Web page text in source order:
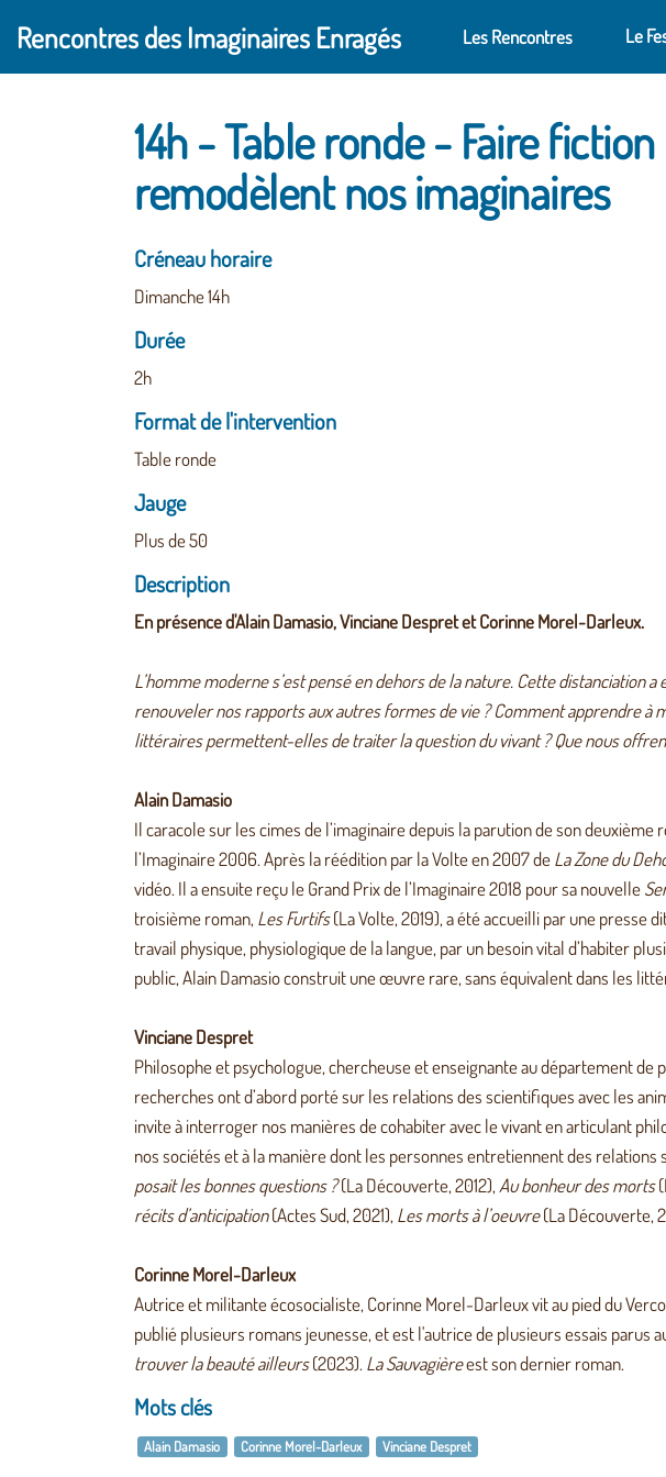
Aller au contenu principal
Rencontres des Imaginaires Enragés Les Rencontres Le
14h - Table ronde - Faire
remodèlent nos imaginaires
Créneau horaire
Dimanche 14h
Durée
2h
Format de l'intervention
Table ronde
Jauge
Plus de 50
Description
En présence d'Alain Damasio, Vinciane Despret et Corinne Morel-Darleux.
L’homme moderne s’est pensé en dehors de la nature. Cette
renouveler nos rapports aux autres formes de vie ? Comment apprendre
littéraires permettent-elles de traiter la question du vivant ? Que nous
Alain Damasio
Il caracole sur les cimes de l’imaginaire depuis la parution de son deuxième
l’Imaginaire 2006. Après la réédition par la Volte en 2007 deLa Zone du
vidéo. Il a ensuite reçu le Grand Prix de l’Imaginaire 2018 pour sa nouvelle
troisième roman, Les Furtifs(La Volte, 2019), a été accueilli par une presse
travail physique, physiologique de la langue, par un besoin vital d’habiter
public, Alain Damasio construit une œuvre rare, sans équivalent dans les
Vinciane Despret
Philosophe et psychologue, chercheuse et enseignante au département de
recherches ont d’abord porté sur les relations des scientifiques avec les
invite à interroger nos manières de cohabiter avec le vivant en articulant
nos sociétés et à la manière dont les personnes entretiennent des
posait les bonnes questions ?(La Découverte, 2012), Au bonheur des morts
récits d’anticipation(Actes Sud, 2021), Les morts à l’oeuvre(La Découverte,
Corinne Morel-Darleux
Autrice et militante écosocialiste, Corinne Morel-Darleux vit au pied du
publié plusieurs romans jeunesse, et est l'autrice de plusieurs essais parus
trouver la beauté ailleurs(2023). La Sauvagièreest son dernier roman.
Mots clés
Alain Damasio Corinne Morel-Darleux Vinciane Despret